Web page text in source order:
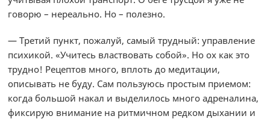
говорю – нереально. Но – полезно.
— Третий пункт, пожалуй, самый трудный: управление
психикой. «Учитесь властвовать собой». Но ох как это
трудно! Рецептов много, вплоть до медитации,
описывать не буду. Сам пользуюсь простым приемом:
когда большой накал и выделилось много адреналина,
фиксирую внимание на ритмичном редком дыхании и